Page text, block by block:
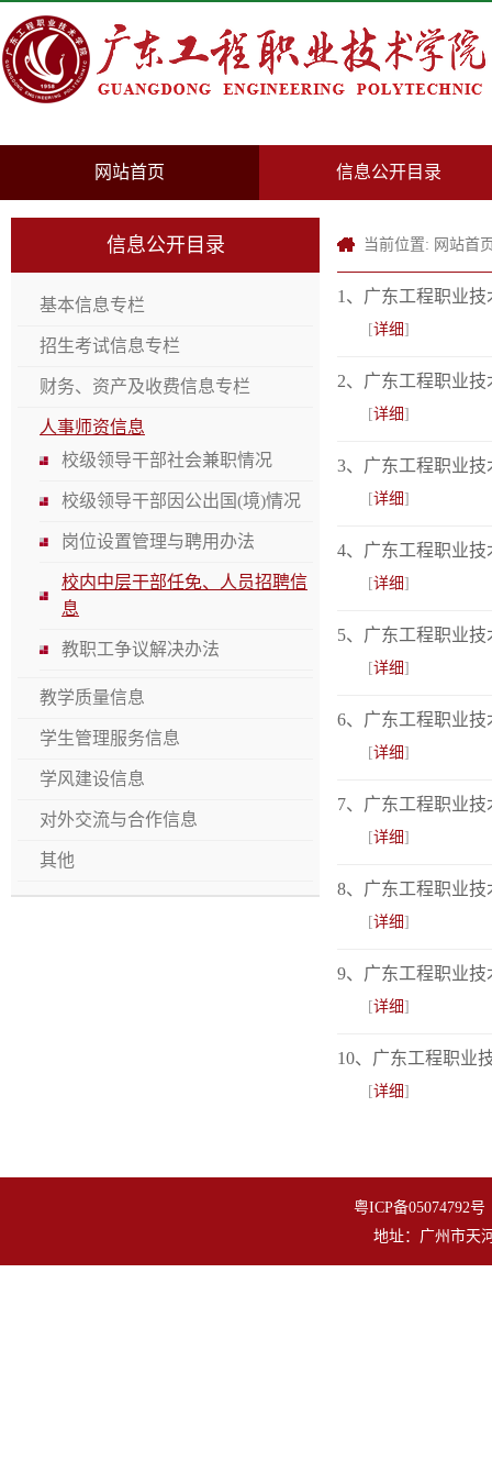
网站首页 信息公开目录
信息公开目录
基本信息专栏
招生考试信息专栏
财务、资产及收费信息专栏
人事师资信息
校级领导干部社会兼职情况
校级领导干部因公出国(境)情况
岗位设置管理与聘用办法
校内中层干部任免、人员招聘信
息
教职工争议解决办法
教学质量信息
学生管理服务信息
学风建设信息
对外交流与合作信息
其他
当前位置: 网站首
1、广东工程职业
[详细]
2、广东工程职业
[详细]
3、广东工程职业
[详细]
4、广东工程职业
[详细]
5、广东工程职业
[详细]
6、广东工程职业
[详细]
7、广东工程职业
[详细]
8、广东工程职业技
[详细]
9、广东工程职业
[详细]
10、广东工程职业
[详细]
粤ICP备05074792
地址：广州市天